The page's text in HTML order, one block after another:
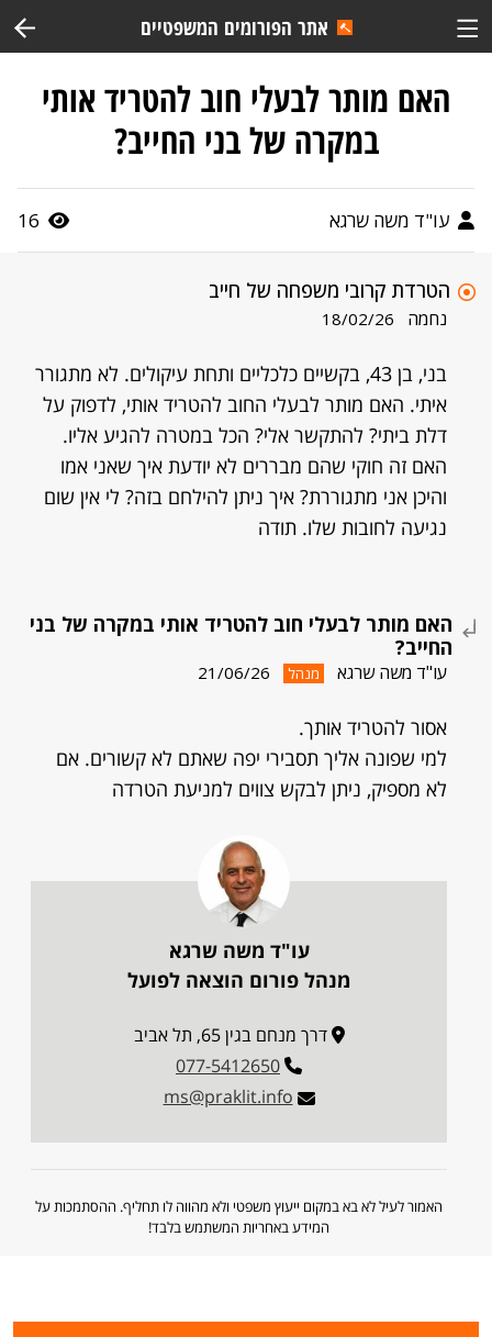
אתר הפורומים המשפטיים
האם מותר לבעלי חוב להטריד אותי
במקרה של בני החייב?
עו"ד משה שרגא 16
הטרדת קרובי משפחה של חייב
נחמה 18/02/26
בני, בן 43, בקשיים כלכליים ותחת עיקולים. לא מתגורר
איתי. האם מותר לבעלי החוב להטריד אותי, לדפוק על
דלת ביתי? להתקשר אלי? הכל במטרה להגיע אליו.
האם זה חוקי שהם מבררים לא יודעת איך שאני אמו
והיכן אני מתגוררת? איך ניתן להילחם בזה? לי אין שום
נגיעה לחובות שלו. תודה
האם מותר לבעלי חוב להטריד אותי במקרה של בני
החייב?
עו"ד משה שרגא מנהל 21/06/26
אסור להטריד אותך.
למי שפונה אליך תסבירי יפה שאתם לא קשורים. אם
לא מספיק, ניתן לבקש צווים למניעת הטרדה
עו"ד משה שרגא
מנהל פורום הוצאה לפועל
דרך מנחם בגין 65, תל אביב
077-5412650
ms@praklit.info
האמור לעיל לא בא במקום ייעוץ משפטי ולא מהווה לו תחליף. ההסתמכות על
המידע באחריות המשתמש בלבד!